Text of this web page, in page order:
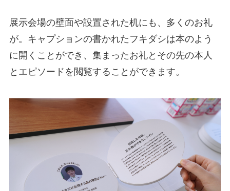
展示会場の壁面や設置された机にも、多くのお礼
が。キャプションの書かれたフキダシは本のよう
に開くことができ、集まったお礼とその先の本人
とエピソードを閲覧することができます。